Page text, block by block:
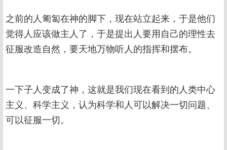
之前的人匍匐在神的脚下，现在站立起来，于是他们
觉得人应该做主人了，于是提出人要用自己的理性去
征服改造自然，要天地万物听人的指挥和摆布。
一下子人变成了神，这就是我们现在看到的人类中心
主义、科学主义，认为科学和人可以解决一切问题、
可以征服一切。